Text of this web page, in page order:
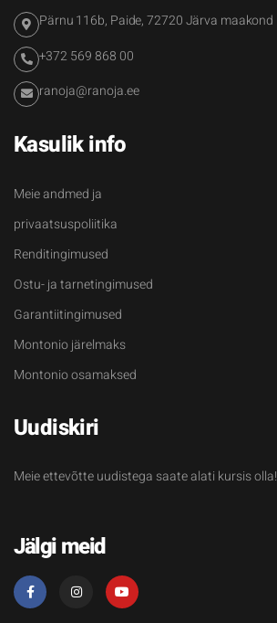
Pärnu 116b, Paide, 72720 Järva maakond
+372 569 868 00
ranoja@ranoja.ee
Kasulik info
Meie andmed ja
privaatsuspoliitika
Renditingimused
Ostu- ja tarnetingimused
Garantiitingimused
Montonio järelmaks
Montonio osamaksed
Uudiskiri
Meie ettevõtte uudistega saate alati kursis olla!
Jälgi meid